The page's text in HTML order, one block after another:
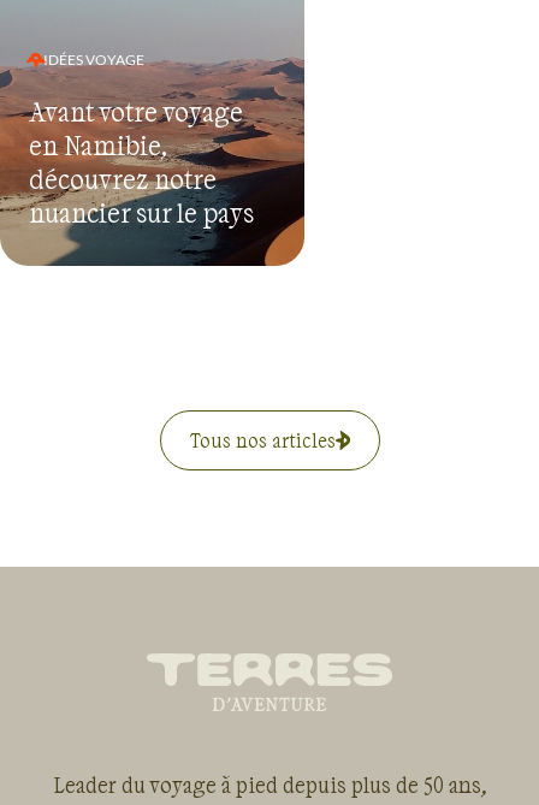
IDÉES VOYAGE
Avant votre voyage
en Namibie,
découvrez notre
nuancier sur le pays
Tous nos articles
Leader du voyage à pied depuis plus de 50 ans,